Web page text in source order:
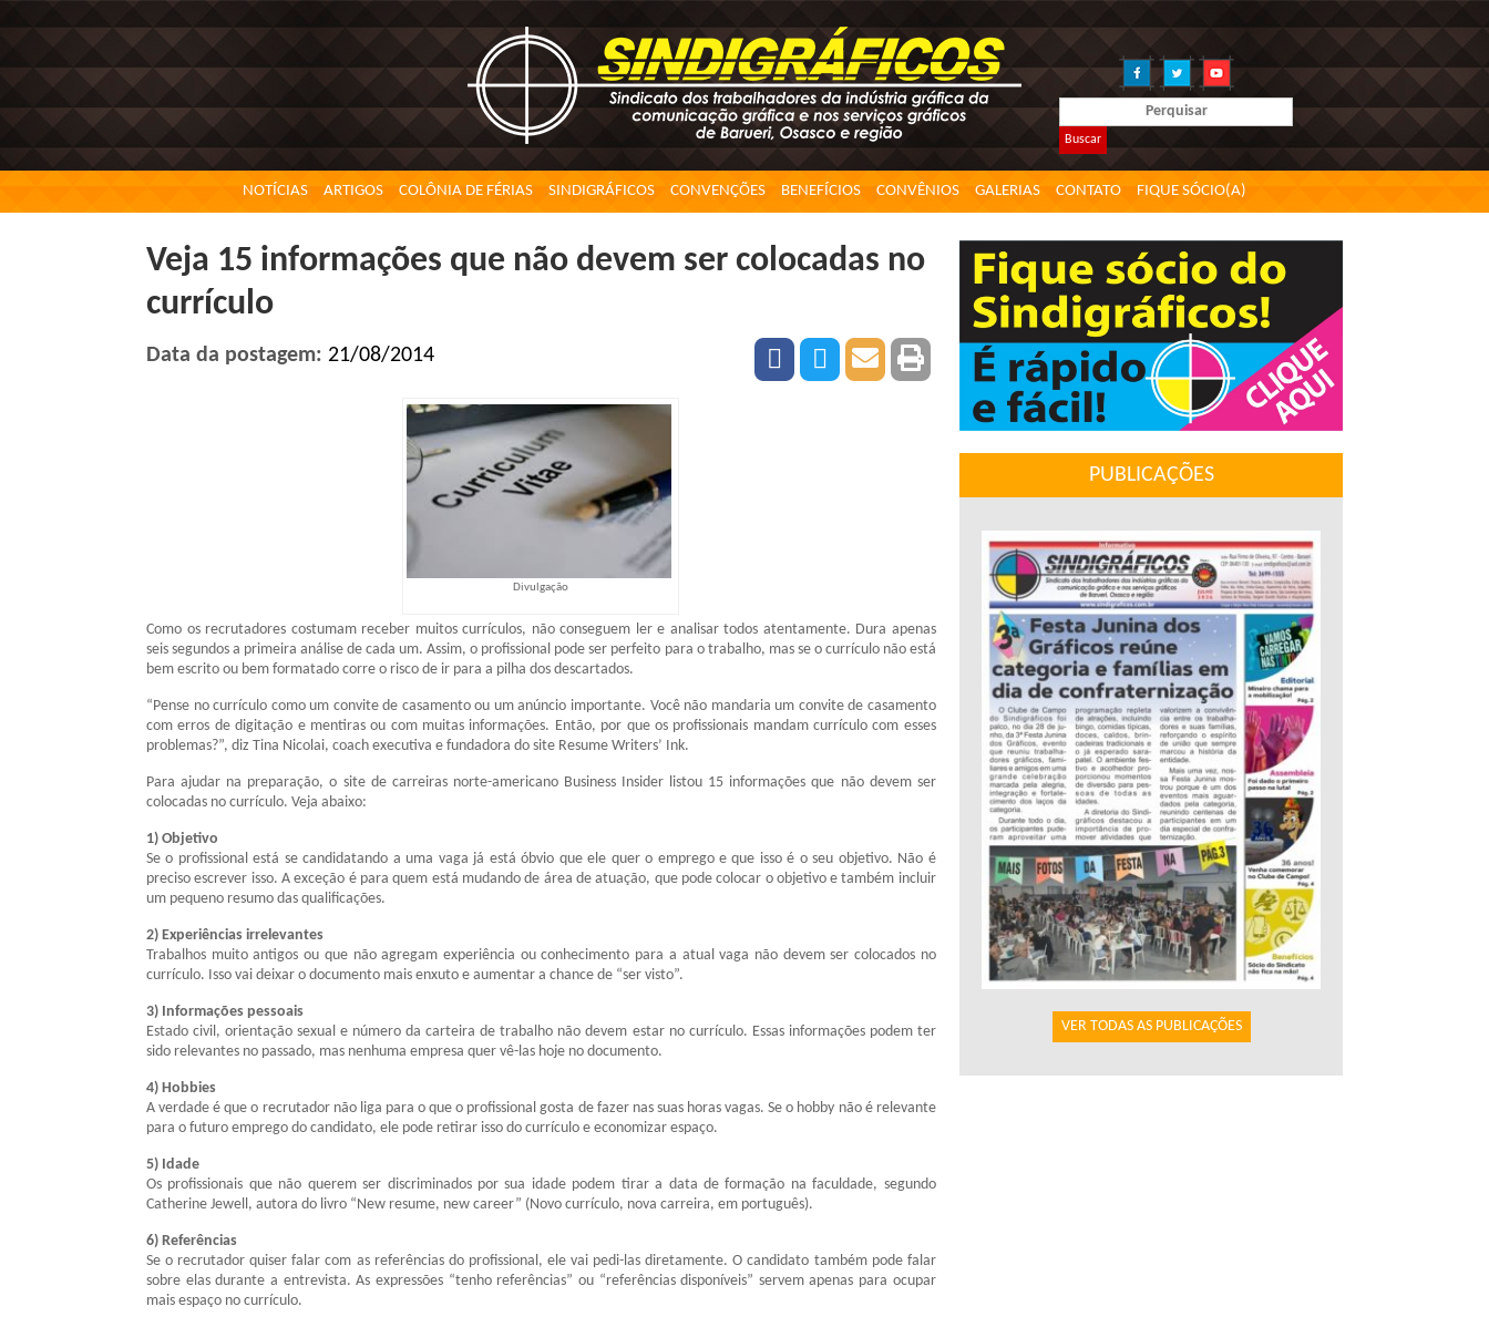
Buscar
NOTÍCIAS ARTIGOS COLÔNIA DE FÉRIAS SINDIGRÁFICOS CONVENÇÕES BENEFÍCIOS CONVÊNIOS GALERIAS CONTATO FIQUE SÓCIO(A)
Veja 15 informações que não devem ser colocadas no
currículo
Data da postagem: 21/08/2014
Divulgação
Como os recrutadores costumam receber muitos currículos, não conseguem ler e analisar todos atentamente. Dura apenas
seis segundos a primeira análise de cada um. Assim, o profissional pode ser perfeito para o trabalho, mas se o currículo não está
bem escrito ou bem formatado corre o risco de ir para a pilha dos descartados.
“Pense no currículo como um convite de casamento ou um anúncio importante. Você não mandaria um convite de casamento
com erros de digitação e mentiras ou com muitas informações. Então, por que os profissionais mandam currículo com esses
problemas?”, diz Tina Nicolai, coach executiva e fundadora do site Resume Writers’ Ink.
Para ajudar na preparação, o site de carreiras norte-americano Business Insider listou 15 informações que não devem ser
colocadas no currículo. Veja abaixo:
1) Objetivo
Se o profissional está se candidatando a uma vaga já está óbvio que ele quer o emprego e que isso é o seu objetivo. Não é
preciso escrever isso. A exceção é para quem está mudando de área de atuação, que pode colocar o objetivo e também incluir
um pequeno resumo das qualificações.
2) Experiências irrelevantes
Trabalhos muito antigos ou que não agregam experiência ou conhecimento para a atual vaga não devem ser colocados no
currículo. Isso vai deixar o documento mais enxuto e aumentar a chance de “ser visto”.
3) Informações pessoais
Estado civil, orientação sexual e número da carteira de trabalho não devem estar no currículo. Essas informações podem ter
sido relevantes no passado, mas nenhuma empresa quer vê-las hoje no documento.
4) Hobbies
A verdade é que o recrutador não liga para o que o profissional gosta de fazer nas suas horas vagas. Se o hobby não é relevante
para o futuro emprego do candidato, ele pode retirar isso do currículo e economizar espaço.
5) Idade
Os profissionais que não querem ser discriminados por sua idade podem tirar a data de formação na faculdade, segundo
Catherine Jewell, autora do livro “New resume, new career” (Novo currículo, nova carreira, em português).
6) Referências
Se o recrutador quiser falar com as referências do profissional, ele vai pedi-las diretamente. O candidato também pode falar
sobre elas durante a entrevista. As expressões “tenho referências” ou “referências disponíveis” servem apenas para ocupar
mais espaço no currículo.
PUBLICAÇÕES
VER TODAS AS PUBLICAÇÕES